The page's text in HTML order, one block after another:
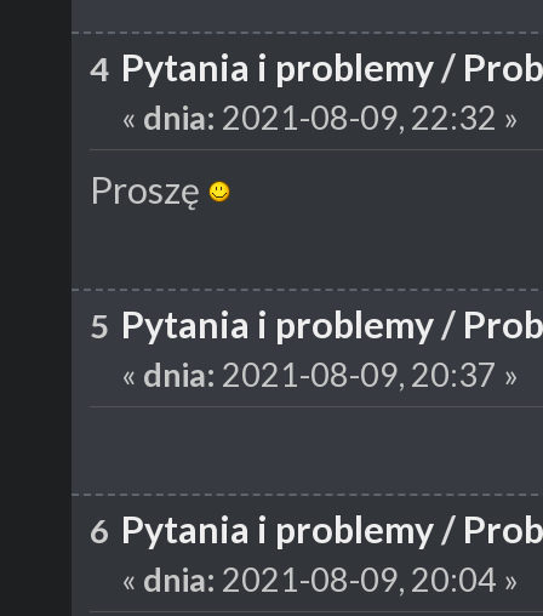
4 Pytania i problemy/
« dnia: 2021-08-09, 22:32 »
Proszę
5 Pytania i problemy/
« dnia: 2021-08-09, 20:37 »
6 Pytania i problemy/
« dnia: 2021-08-09, 20:04 »